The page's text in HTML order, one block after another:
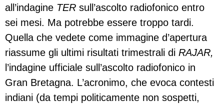
all’indagine TER sull’ascolto radiofonico entro
sei mesi. Ma potrebbe essere troppo tardi.
Quella che vedete come immagine d’apertura
riassume gli ultimi risultati trimestrali di RAJAR,
l’indagine ufficiale sull’ascolto radiofonico in
Gran Bretagna. L’acronimo, che evoca contesti
indiani (da tempi politicamente non sospetti,